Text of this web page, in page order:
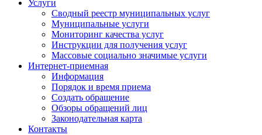
Услуги
Сводный реестр муниципальных услуг
Муниципальные услуги
Мониторинг качества услуг
Инструкции для получения услуг
Массовые социально значимые услуги
Интернет-приемная
Информация
Порядок и время приема
Создать обращение
Обзоры обращений лиц
Законодательная карта
Контакты